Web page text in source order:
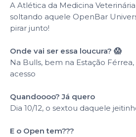
A Atlética da Medicina
soltando aquele OpenBar
pirar junto!
Onde vai ser essa loucura? 😱
Na Bulls, bem na Estação
acesso
Quandoooo? Já quero
Dia 10/12, o sextou daquele
E o Open tem???